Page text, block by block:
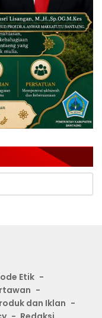
Etik
dan Iklan